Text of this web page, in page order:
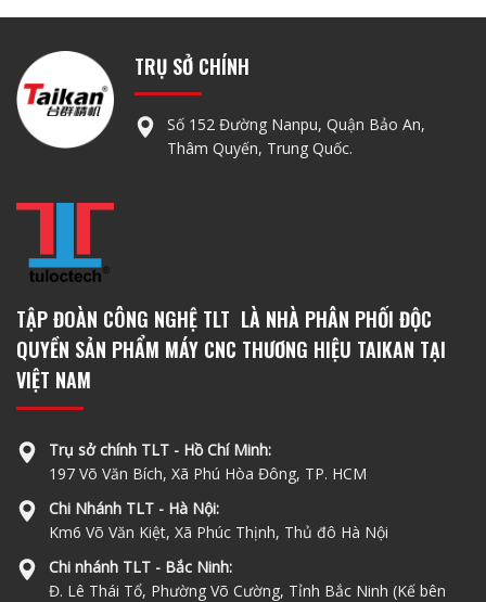
TRỤ SỞ CHÍNH
Số 152 Đường Nanpu, Quận Bảo An,
Thâm Quyến, Trung Quốc.
TẬP ĐOÀN CÔNG NGHỆ TLT LÀ NHÀ PHÂN PHỐI ĐỘC
QUYỀN SẢN PHẨM MÁY CNC THƯƠNG HIỆU TAIKAN TẠI
VIỆT NAM
Trụ sở chính TLT - Hồ Chí Minh:
197 Võ Văn Bích, Xã Phú Hòa Đông, TP. HCM
Chi Nhánh TLT - Hà Nội:
Km6 Võ Văn Kiệt, Xã Phúc Thịnh, Thủ đô Hà Nội
Chi nhánh TLT - Bắc Ninh:
Đ. Lê Thái Tổ, Phường Võ Cường, Tỉnh Bắc Ninh (Kế bên